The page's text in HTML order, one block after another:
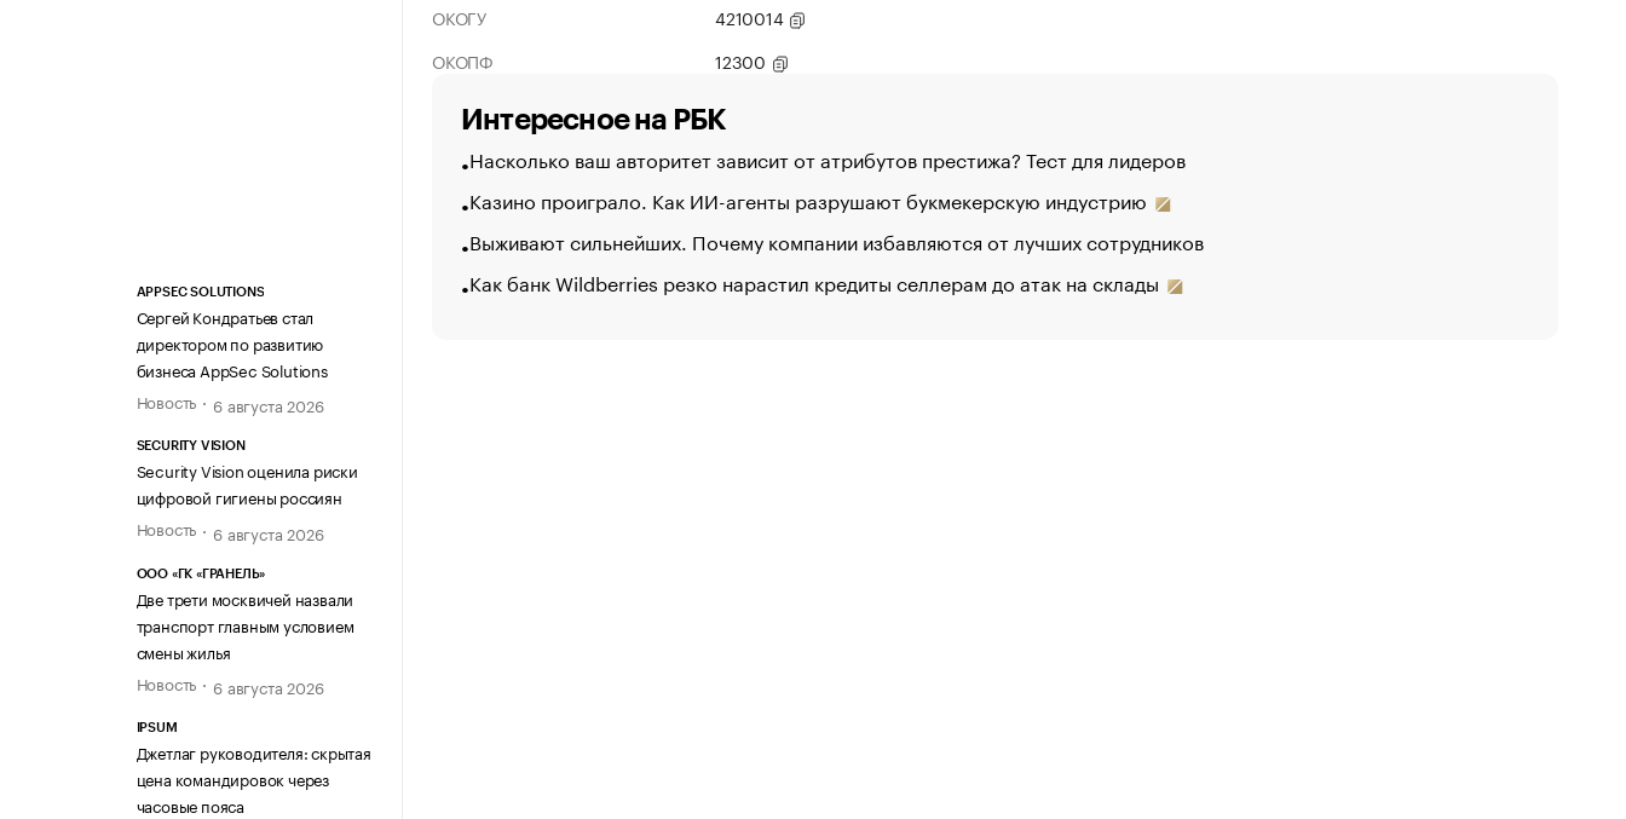
APPSEC SOLUTIONS
Сергей Кондратьев стал
директором по развитию
бизнеса AppSec Solutions
Новость
6 августа 2026
SECURITY VISION
Security Vision оценила риски
цифровой гигиены россиян
Новость
6 августа 2026
ООО «ГК «ГРАНЕЛЬ»
Две трети москвичей назвали
транспорт главным условием
смены жилья
Новость
6 августа 2026
IPSUM
Джетлаг руководителя: скрытая
цена командировок через
часовые пояса
ОКОГУ
4210014
ОКОПФ
12300
Интересное на РБК
Насколько ваш авторитет зависит от атрибутов престижа? Тест для лидеров
Казино проиграло. Как ИИ-агенты разрушают букмекерскую индустрию
Выживают сильнейших. Почему компании избавляются от лучших сотрудников
Как банк Wildberries резко нарастил кредиты селлерам до атак на склады